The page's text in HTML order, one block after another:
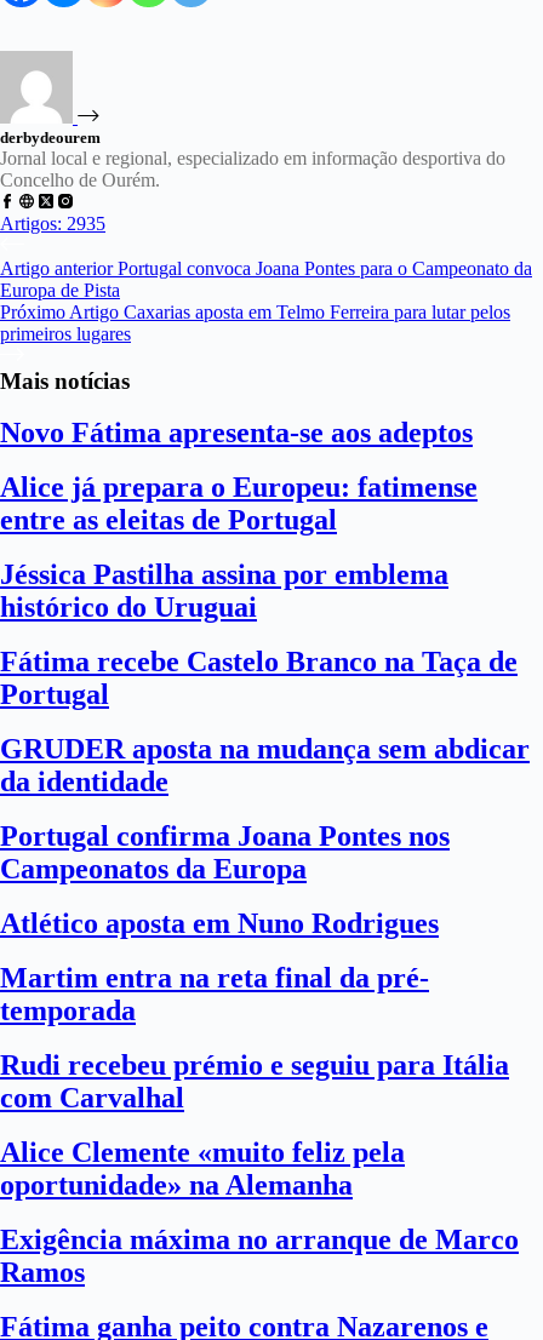
derbydeourem
Jornal local e regional, especializado em informação desportiva do
Concelho de Ourém.
Artigos: 2935
Artigo anteriorPortugal convoca Joana Pontes para o Campeonato da
Europa de Pista
Próximo Artigo Caxarias aposta em Telmo Ferreira para lutar pelos
primeiros lugares
Mais notícias
Novo Fátima apresenta-se aos adeptos
Alice já prepara o Europeu: fatimense
entre as eleitas de Portugal
Jéssica Pastilha assina por emblema
histórico do Uruguai
Fátima recebe Castelo Branco na Taça de
Portugal
GRUDER aposta na mudança sem abdicar
da identidade
Portugal confirma Joana Pontes nos
Campeonatos da Europa
Atlético aposta em Nuno Rodrigues
Martim entra na reta final da pré-
temporada
Rudi recebeu prémio e seguiu para Itália
com Carvalhal
Alice Clemente «muito feliz pela
oportunidade» na Alemanha
Exigência máxima no arranque de Marco
Ramos
Fátima ganha peito contra Nazarenos e